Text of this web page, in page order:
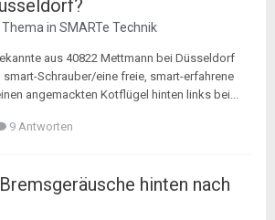
in SMARTe Technik
aus 40822 Mettmann bei Düsseldorf
Schrauber/eine freie, smart-erfahrene
angemackten Kotflügel hinten links bei...
9 Antworten
hinten nach